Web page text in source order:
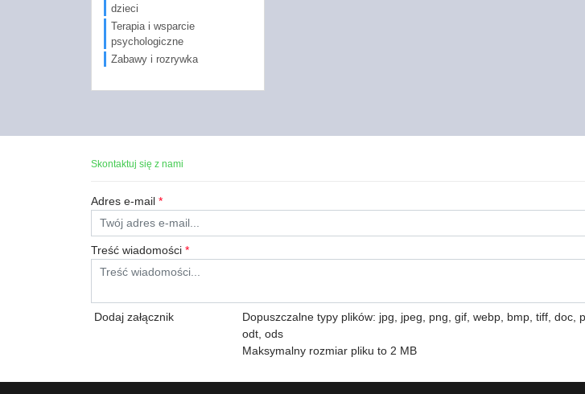
dzieci
Terapia i wsparcie
psychologiczne
Zabawy i rozrywka
Skontaktuj się z nami
Adres e-mail *
Treść wiadomości *
Dodaj załącznik
Dopuszczalne typy plików: jpg, jpeg, png, gif, webp, bmp, tiff, doc,
odt, ods
Maksymalny rozmiar pliku to 2 MB